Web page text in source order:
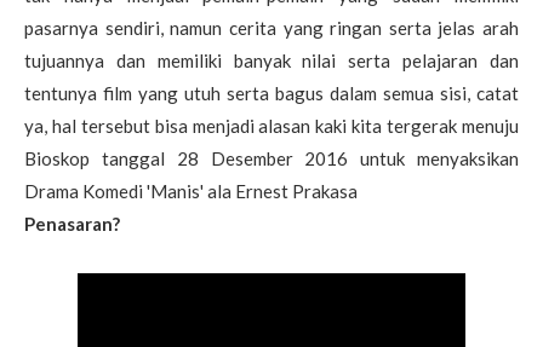
pasarnya sendiri, namun cerita yang ringan serta jelas arah
tujuannya dan memiliki banyak nilai serta pelajaran dan
tentunya film yang utuh serta bagus dalam semua sisi, catat
ya, hal tersebut bisa menjadi alasan kaki kita tergerak menuju
Bioskop tanggal 28 Desember 2016 untuk menyaksikan
Drama Komedi 'Manis' ala Ernest Prakasa
Penasaran?